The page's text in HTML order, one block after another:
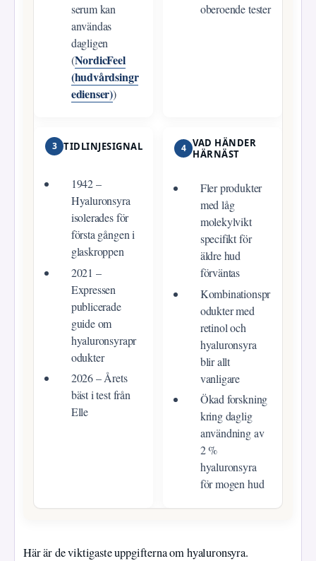
serum kan
användas
dagligen
(NordicFeel
(hudvårdsingr
edienser))
oberoende tester
3 TIDLINJESIGNAL
1942 –
Hyaluronsyra
isolerades för
första gången i
glaskroppen
2021 –
Expressen
publicerade
guide om
hyaluronsyrapr
odukter
2026 – Årets
bäst i test från
Elle
4 VAD HÄNDER
HÄRNÄST
Fler produkter
med låg
molekylvikt
specifikt för
äldre hud
förväntas
Kombinationspr
odukter med
retinol och
hyaluronsyra
blir allt
vanligare
Ökad forskning
kring daglig
användning av
2 %
hyaluronsyra
för mogen hud
Här är de viktigaste uppgifterna om hyaluronsyra.